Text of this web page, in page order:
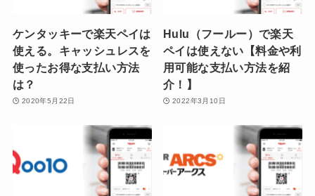
ケンタッキーで楽天ペイは
使える。キャッシュレスを
使ったお得な支払い方法
は？
2020年5月22日
Hulu（フールー）で楽天
ペイは使えない【料金や利
用可能な支払い方法を紹
介！】
2022年3月10日